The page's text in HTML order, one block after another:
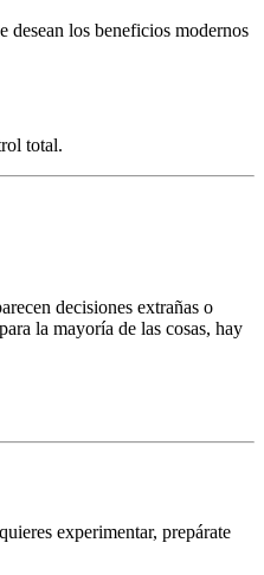
los beneficios modernos
total.
decisiones extrañas o
la mayoría de las cosas, hay
experimentar, prepárate